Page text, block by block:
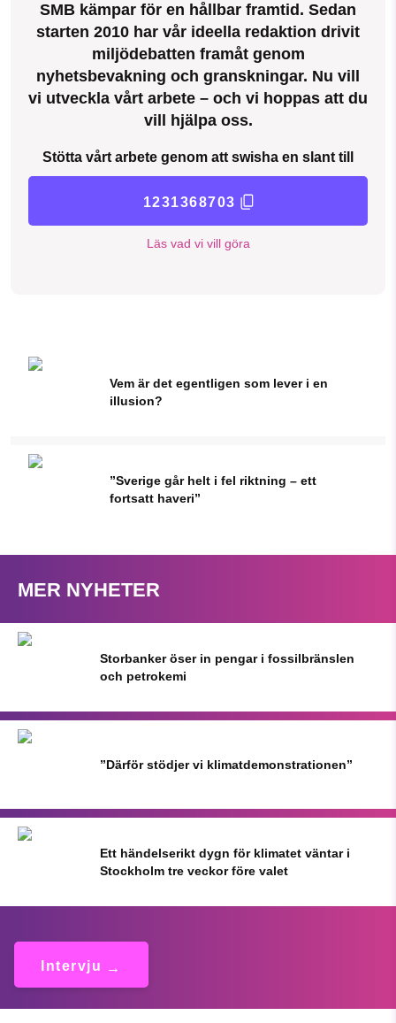
SMB kämpar för en hållbar framtid. Sedan
starten 2010 har vår ideella redaktion drivit
miljödebatten framåt genom
nyhetsbevakning och granskningar. Nu vill
vi utveckla vårt arbete – och vi hoppas att du
vill hjälpa oss.
Stötta vårt arbete genom att swisha en slant till
1231368703
Läs vad vi vill göra
Vem är det egentligen som lever i en
illusion?
”Sverige går helt i fel riktning – ett
fortsatt haveri”
MER NYHETER
Storbanker öser in pengar i fossilbränslen
och petrokemi
”Därför stödjer vi klimatdemonstrationen”
Ett händelserikt dygn för klimatet väntar i
Stockholm tre veckor före valet
Intervju